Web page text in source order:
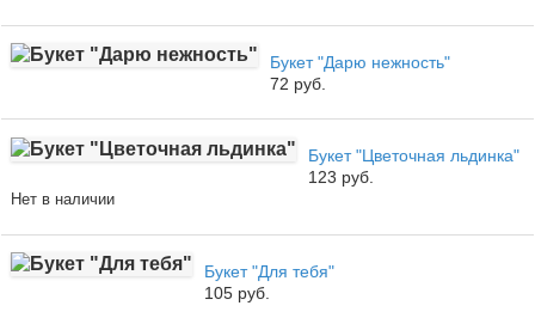
Букет "Дарю нежность"
72 руб.
Букет "Цветочная льдинка"
123 руб.
Нет в наличии
Букет "Для тебя"
105 руб.